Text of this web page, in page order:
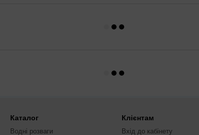
Каталог
Водні розваги
Клієнтам
Вхід до кабінету